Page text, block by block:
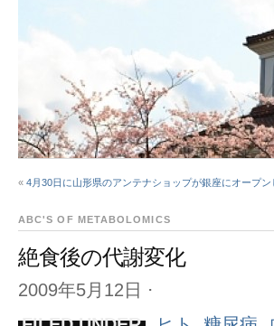
« 4月30日に山形県のアンテナショップが銀座にオープン
ABC'S OF METABOLOMICS
絶食後の代謝変化
2009年5月12日 ⋅